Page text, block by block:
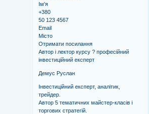
Ім'я
+380
50 123 4567
Email
Місто
Отримати посилання
Автор і лектор курсу ? професійний
інвестиційний експерт
Демус Руслан
Інвестиційний експерт, аналітик,
трейдер.
Автор 5 тематичних майстер-класів і
торгових стратегій.